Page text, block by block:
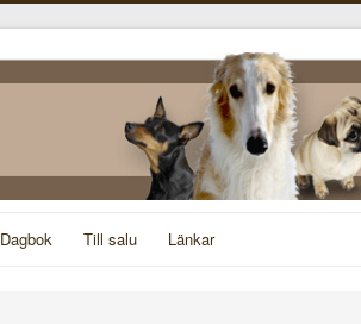
Dagbok Till salu Länkar